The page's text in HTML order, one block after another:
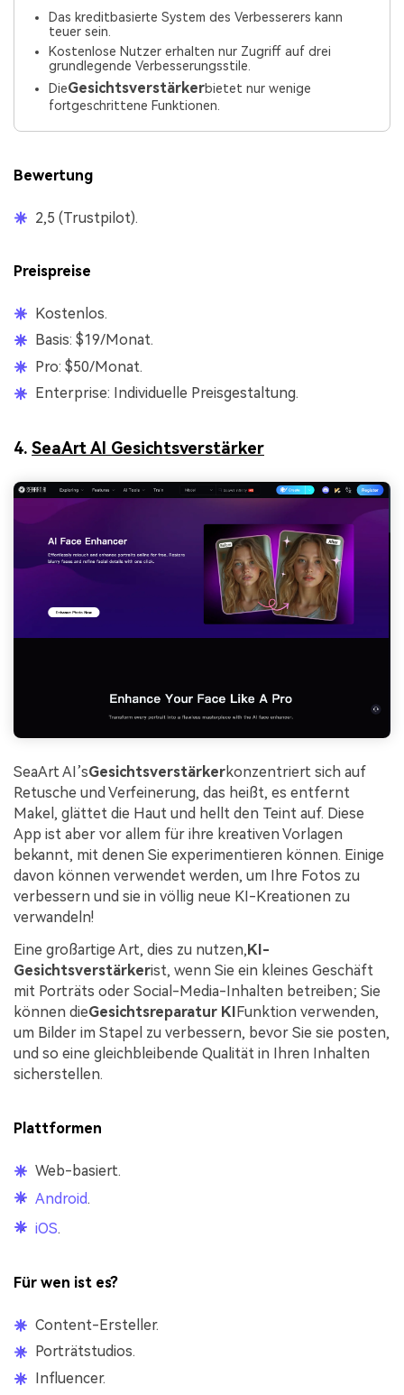
Das kreditbasierte System des Verbesserers kann
teuer sein.
Kostenlose Nutzer erhalten nur Zugriff auf drei
grundlegende Verbesserungsstile.
DieGesichtsverstärkerbietet nur wenige
fortgeschrittene Funktionen.
Bewertung
2,5 (Trustpilot).
Preispreise
Kostenlos.
Basis: $19/Monat.
Pro: $50/Monat.
Enterprise: Individuelle Preisgestaltung.
4. SeaArt AI Gesichtsverstärker
SeaArt AI’sGesichtsverstärkerkonzentriert sich auf
Retusche und Verfeinerung, das heißt, es entfernt
Makel, glättet die Haut und hellt den Teint auf. Diese
App ist aber vor allem für ihre kreativen Vorlagen
bekannt, mit denen Sie experimentieren können. Einige
davon können verwendet werden, um Ihre Fotos zu
verbessern und sie in völlig neue KI-Kreationen zu
verwandeln!
Eine großartige Art, dies zu nutzen,KI-
Gesichtsverstärkerist, wenn Sie ein kleines Geschäft
mit Porträts oder Social-Media-Inhalten betreiben; Sie
können dieGesichtsreparatur KIFunktion verwenden,
um Bilder im Stapel zu verbessern, bevor Sie sie posten,
und so eine gleichbleibende Qualität in Ihren Inhalten
sicherstellen.
Plattformen
Web-basiert.
Android.
iOS.
Für wen ist es?
Content-Ersteller.
Porträtstudios.
Influencer.